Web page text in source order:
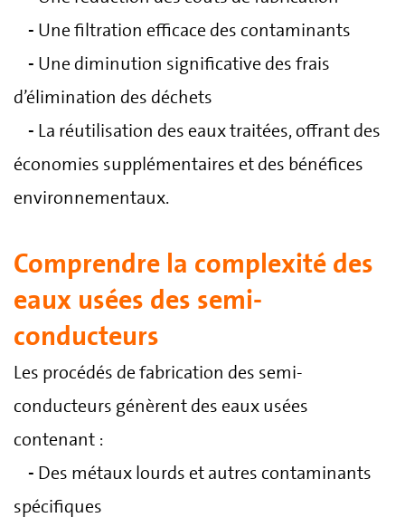
- Une filtration efficace des contaminants
- Une diminution significative des frais
d’élimination des déchets
- La réutilisation des eaux traitées, offrant des
économies supplémentaires et des bénéfices
environnementaux.
Comprendre la complexité des
eaux usées des semi-
conducteurs
Les procédés de fabrication des semi-
conducteurs génèrent des eaux usées
contenant :
- Des métaux lourds et autres contaminants
spécifiques